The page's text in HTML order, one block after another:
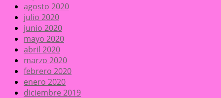
agosto 2020
julio 2020
junio 2020
mayo 2020
abril 2020
marzo 2020
febrero 2020
enero 2020
diciembre 2019